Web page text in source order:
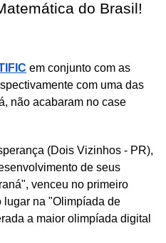
do Brasil!
em conjunto com as
com uma das
não acabaram no case
(Dois Vizinhos - PR),
de seus
, venceu no primeiro
lugar na "Olimpíada de
a maior olimpíada digital